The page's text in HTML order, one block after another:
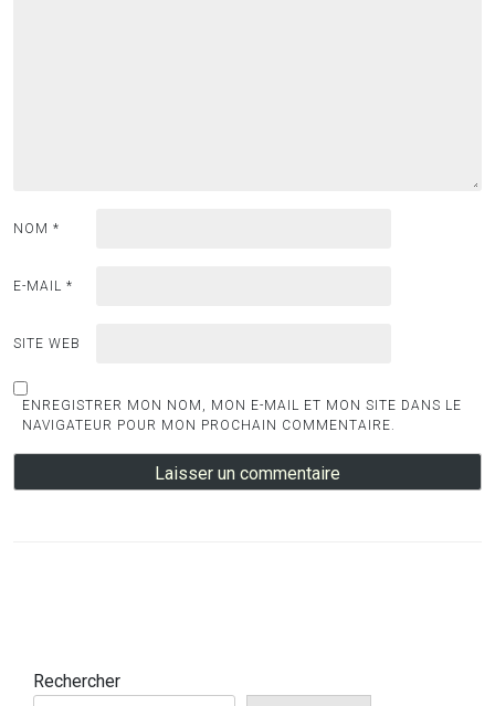
NOM *
E-MAIL *
SITE WEB
ENREGISTRER MON NOM, MON E-MAIL ET MON SITE DANS LE
NAVIGATEUR POUR MON PROCHAIN COMMENTAIRE.
Rechercher